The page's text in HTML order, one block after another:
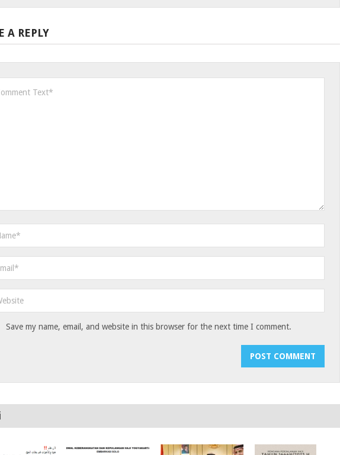
A REPLY
Save my name, email, and website in this browser for the next time I comment.